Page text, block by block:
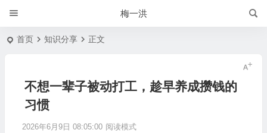
梅一洪
首页 知识分享 正文
不想一辈子被动打工，趁早养成攒钱的
习惯
2026年6月9日 08:05:00 阅读模式